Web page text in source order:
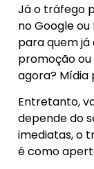
Já o tráfego
no Google
para quem
promoção
agora? Mídia
Entretanto,
depende do
imediatas, o
é como